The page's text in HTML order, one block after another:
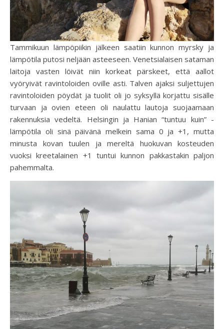
Tammikuun lämpöpiikin jälkeen saatiin kunnon myrsky ja
lämpötila putosi neljään asteeseen. Venetsialaisen sataman
laitoja vasten löivät niin korkeat pärskeet, että aallot
vyöryivät ravintoloiden oville asti. Talven ajaksi suljettujen
ravintoloiden pöydät ja tuolit oli jo syksyllä korjattu sisälle
turvaan ja ovien eteen oli naulattu lautoja suojaamaan
rakennuksia vedeltä. Helsingin ja Hanian “tuntuu kuin” -
lämpötila oli sinä päivänä melkein sama 0 ja +1, mutta
minusta kovan tuulen ja mereltä huokuvan kosteuden
vuoksi kreetalainen +1 tuntui kunnon pakkastakin paljon
pahemmalta.